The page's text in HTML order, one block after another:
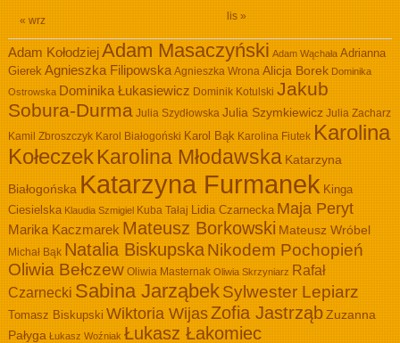
« wrz lis »
Adam KołodziejAdam Masaczyński Adam Wąchała Adrianna
Gierek Agnieszka Filipowska Agnieszka Wrona Alicja Borek Dominika
Ostrowska Dominika Łukasiewicz Dominik Kotulski Jakub
Sobura-Durma Julia Szydłowska Julia Szymkiewicz Julia Zacharz
Kamil Zbroszczyk Karol Białogoński Karol Bąk Karolina Fiutek Karolina
KołeczekKarolina Młodawska Katarzyna
Białogońska Katarzyna Furmanek Kinga
Ciesielska Klaudia Szmigiel Kuba Tałaj Lidia Czarnecka Maja Peryt
Marika Kaczmarek Mateusz Borkowski Mateusz Wróbel
Michał Bąk Natalia BiskupskaNikodem Pochopień
Oliwia Bełczew Oliwia Masternak Oliwia Skrzyniarz Rafał
Czarnecki Sabina JarząbekSylwester Lepiarz
Tomasz Biskupski Wiktoria WijasZofia JastrząbZuzanna
Pałyga Łukasz Woźniak Łukasz Łakomiec